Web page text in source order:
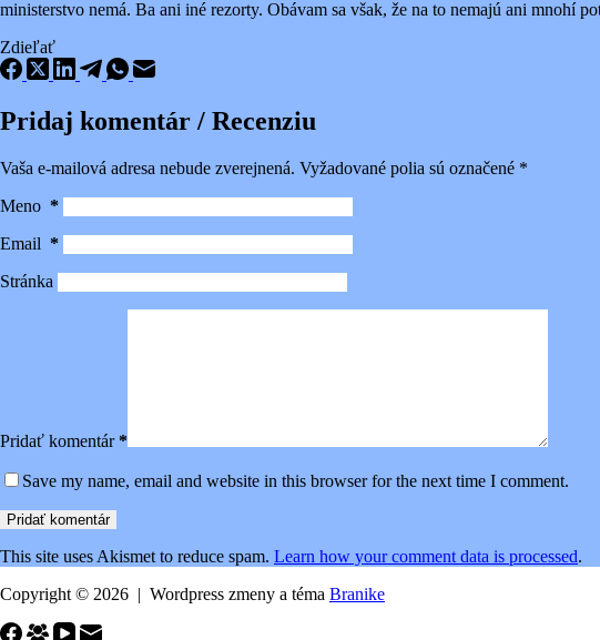
ministerstvo nemá. Ba ani iné rezorty. Obávam sa však, že na to nemajú ani mnohí
Zdieľať
Pridaj komentár / Recenziu
Vaša e-mailová adresa nebude zverejnená. Vyžadované polia sú označené *
Meno *
Email *
Stránka
Pridať komentár*
Save my name, email and website in this browser for the next time I comment.
Pridať komentár
This site uses Akismet to reduce spam. Learn how your comment data is processed.
Copyright © 2026 | Wordpress zmeny a téma Branike